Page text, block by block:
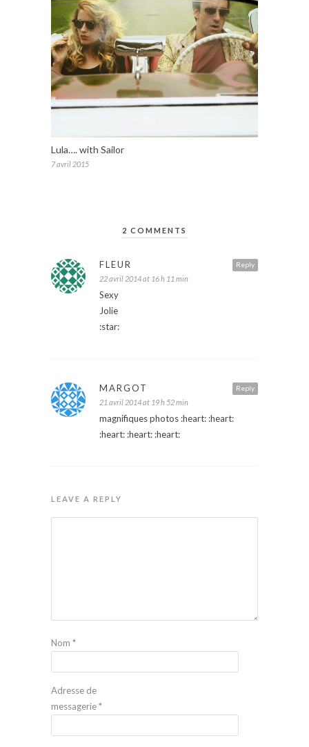
Lula…. with Sailor
7 avril 2015
2 COMMENTS
Reply
FLEUR
22 avril 2014 at 16 h 11 min
Sexy
Jolie
:star:
Reply
MARGOT
21 avril 2014 at 19 h 52 min
magnifiques photos :heart: :heart:
:heart: :heart: :heart:
LEAVE A REPLY
Nom *
Adresse de
messagerie*